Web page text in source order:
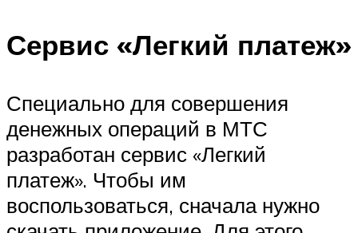
Сервис «Легкий платеж»
Специально для совершения
денежных операций в МТС
разработан сервис «Легкий
платеж». Чтобы им
воспользоваться, сначала нужно